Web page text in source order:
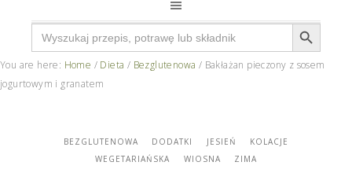
Search
for:
Search Button
You are here: Home / Dieta / Bezglutenowa / Bakłażan pieczony z sosem
jogurtowym i granatem
BEZGLUTENOWA DODATKI JESIEŃ
KOLACJE
WEGETARIAŃSKA
WIOSNA ZIMA